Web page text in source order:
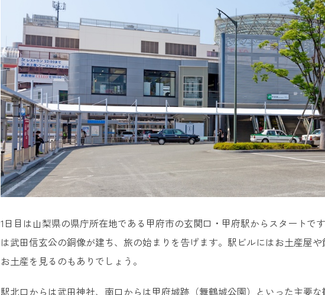
【15:30】新倉山浅間公園｜五重塔＋富士山の絶景を望む
【17:00】富士山駅で解散
旅サラダで取材した山梨のおすすめ観光スポット
1. 山中湖
2. 富士見孝徳公園
3. 山梨県立リニア見学センター
4. ナゴミネイチャーコネクションズ
1日目は山梨県の県庁所在地である甲府市の玄関口・甲府駅からスタートで
は武田信玄公の銅像が建ち、旅の始まりを告げます。駅ビルにはお土産屋
お土産を見るのもありでしょう。
駅北口からは武田神社、南口からは甲府城跡（舞鶴城公園）といった主要